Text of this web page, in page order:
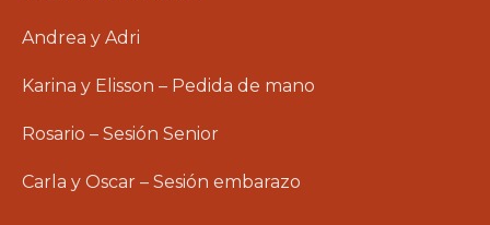
Andrea y Adri
Karina y Elisson – Pedida de mano
Rosario – Sesión Senior
Carla y Oscar – Sesión embarazo